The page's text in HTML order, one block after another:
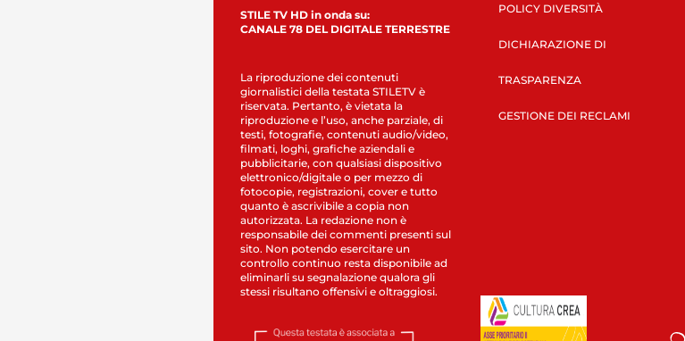
STILE TV HD in onda su:
CANALE 78 DEL DIGITALE TERRESTRE
La riproduzione dei contenuti
giornalistici della testata STILETV è
riservata. Pertanto, è vietata la
riproduzione e l’uso, anche parziale, di
testi, fotografie, contenuti audio/video,
filmati, loghi, grafiche aziendali e
pubblicitarie, con qualsiasi dispositivo
elettronico/digitale o per mezzo di
fotocopie, registrazioni, cover e tutto
quanto è ascrivibile a copia non
autorizzata. La redazione non è
responsabile dei commenti presenti sul
sito. Non potendo esercitare un
controllo continuo resta disponibile ad
eliminarli su segnalazione qualora gli
stessi risultano offensivi e oltraggiosi.
POLICY DIVERSITÀ
DICHIARAZIONE DI
TRASPARENZA
GESTIONE DEI RECLAMI